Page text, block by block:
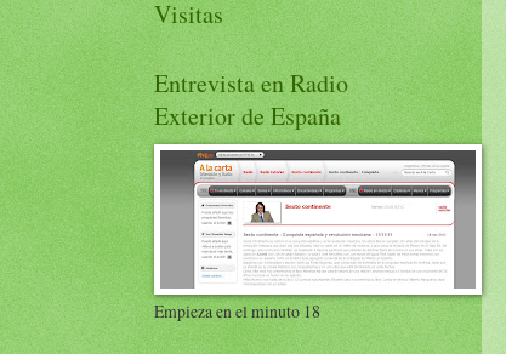
Visitas
Entrevista en Radio
Exterior de España
Empieza en el minuto 18